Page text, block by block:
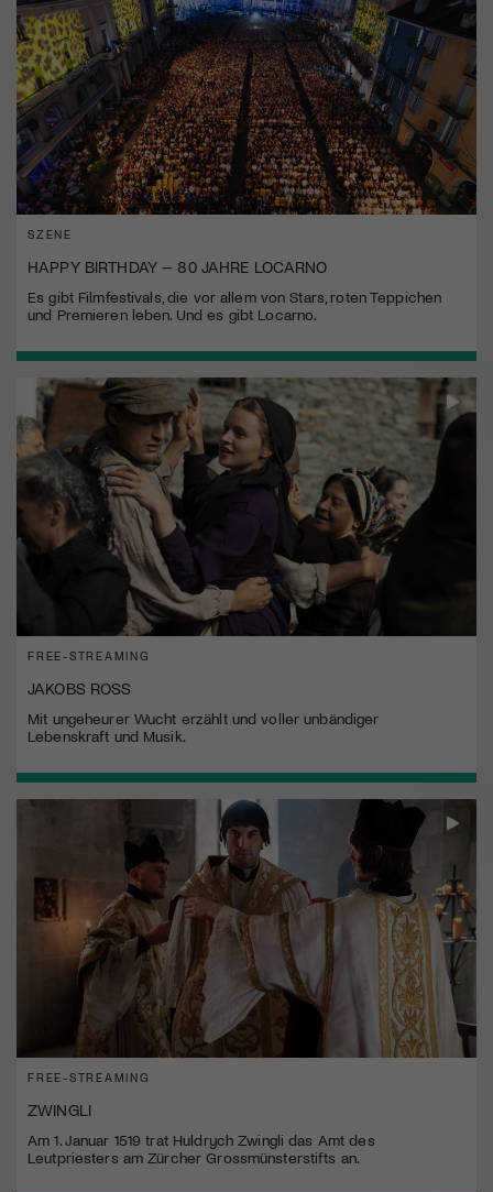
SZENE
HAPPY BIRTHDAY – 80 JAHRE LOCARNO
Es gibt Filmfestivals, die vor allem von Stars, roten Teppichen
und Premieren leben. Und es gibt Locarno.
FREE-STREAMING
JAKOBS ROSS
Mit ungeheurer Wucht erzählt und voller unbändiger
Lebenskraft und Musik.
FREE-STREAMING
ZWINGLI
Am 1. Januar 1519 trat Huldrych Zwingli das Amt des
Leutpriesters am Zürcher Grossmünsterstifts an.